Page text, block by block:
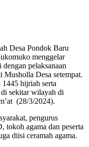
Desa Pondok Baru
menggelar
pelaksanaan
Musholla Desa setempat.
hijriah serta
sekitar wilayah di
(28/3/2024).
pengurus
tokoh agama dan peserta
diisi ceramah agama.